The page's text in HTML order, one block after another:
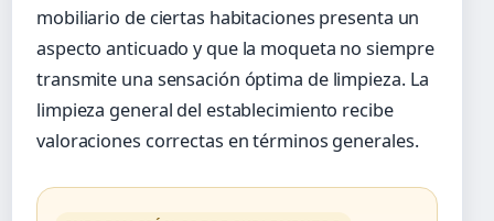
mobiliario de ciertas habitaciones presenta un
aspecto anticuado y que la moqueta no siempre
transmite una sensación óptima de limpieza. La
limpieza general del establecimiento recibe
valoraciones correctas en términos generales.